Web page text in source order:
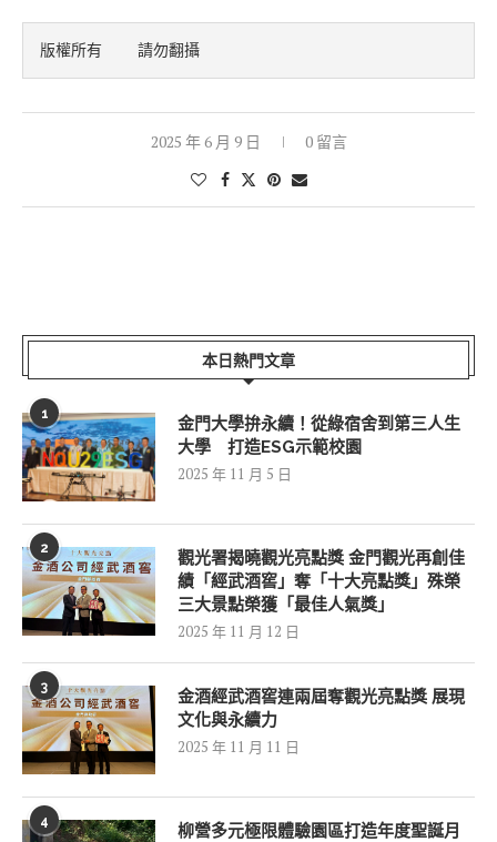
版權所有    請勿翻攝
2025 年 6 月 9 日 0 留言
本日熱門文章
1
金門大學拚永續！從綠宿舍到第三人生
大學 打造ESG示範校園
2025 年 11 月 5 日
2
觀光署揭曉觀光亮點獎 金門觀光再創佳
績「經武酒窖」奪「十大亮點獎」殊榮
三大景點榮獲「最佳人氣獎」
2025 年 11 月 12 日
3
金酒經武酒窖連兩屆奪觀光亮點獎 展現
文化與永續力
2025 年 11 月 11 日
4
柳營多元極限體驗園區打造年度聖誕月